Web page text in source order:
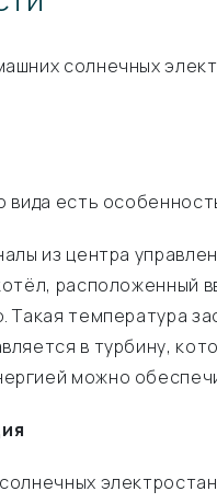
солнечных
вида есть
из центра
расположенный
Такая температура
в турбину,
можно